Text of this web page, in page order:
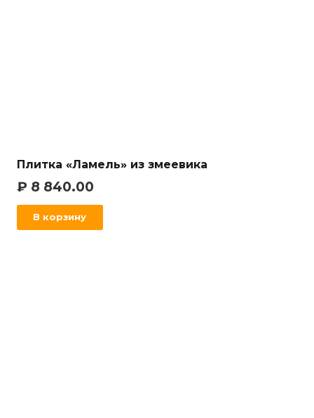
Плитка «Ламель» из змеевика
₽ 8 840.00
В корзину